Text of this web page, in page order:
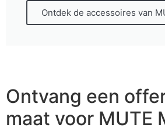
Ontdek de accessoires van
Ontvang een
maat voor MUTE